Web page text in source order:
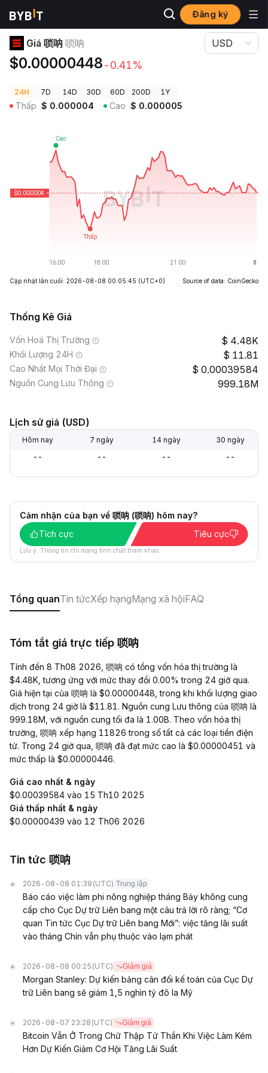
Đăng ký
Giá Tiền Điện Tử
Giá 唢呐 唢呐
$0.00000448-0.41%
USD
24H 7D 14D 30D 60D 200D 1Y
Thấp $ 0.000004 Cao $ 0.000005
Cập nhật lần cuối: 2026-08-08 00:05:45 (UTC+0) Source of data: CoinGecko
Thống Kê Giá
Vốn Hoá Thị Trường 4.48K
Khối Lượng 24H 11.81
Cao Nhất Mọi Thời Đại 0.00039584
Nguồn Cung Lưu Thông 999.18M
Lịch sử giá (USD)
Hôm nay 7 ngày 14 ngày 30 ngày
-- -- -- --
Cảm nhận của bạn về 唢呐 (唢呐) hôm nay?
Tích cực
Tiêu cực
Lưu ý: Thông tin chỉ mang tính chất tham khảo.
Tổng quanTin tứcXếp hạngMạng xã hộiFAQ
Tóm tắt giá trực tiếp 唢呐
Tính đến 8 Th08 2026, 唢呐 có tổng vốn hóa thị trường là
$4.48K, tương ứng với mức thay đổi 0.00% trong 24 giờ qua.
Giá hiện tại của 唢呐 là $0.00000448, trong khi khối lượng giao
dịch trong 24 giờ là $11.81. Nguồn cung Lưu thông của 唢呐 là
999.18M, với nguồn cung tối đa là 1.00B. Theo vốn hóa thị
trường, 唢呐 xếp hạng 11826 trong số tất cả các loại tiền điện
tử. Trong 24 giờ qua, 唢呐 đã đạt mức cao là $0.00000451 và
mức thấp là $0.00000446.
Giá cao nhất & ngày
$0.00039584 vào 15 Th10 2025
Giá thấp nhất & ngày
$0.00000439 vào 12 Th06 2026
Tin tức 唢呐
2026-08-08 01:39 (UTC) Trung lập
Báo cáo việc làm phi nông nghiệp tháng Bảy không cung
cấp cho Cục Dự trữ Liên bang một câu trả lời rõ ràng; “Cơ
quan Tin tức Cục Dự trữ Liên bang Mới”: việc tăng lãi suất
vào tháng Chín vẫn phụ thuộc vào lạm phát
2026-08-08 00:25 (UTC) Giảm giá
Morgan Stanley: Dự kiến bảng cân đối kế toán của Cục Dự
trữ Liên bang sẽ giảm 1,5 nghìn tỷ đô la Mỹ
2026-08-07 23:28 (UTC) Giảm giá
Bitcoin Vẫn Ở Trong Chữ Thập Tử Thần Khi Việc Làm Kém
Hơn Dự Kiến Giảm Cơ Hội Tăng Lãi Suất